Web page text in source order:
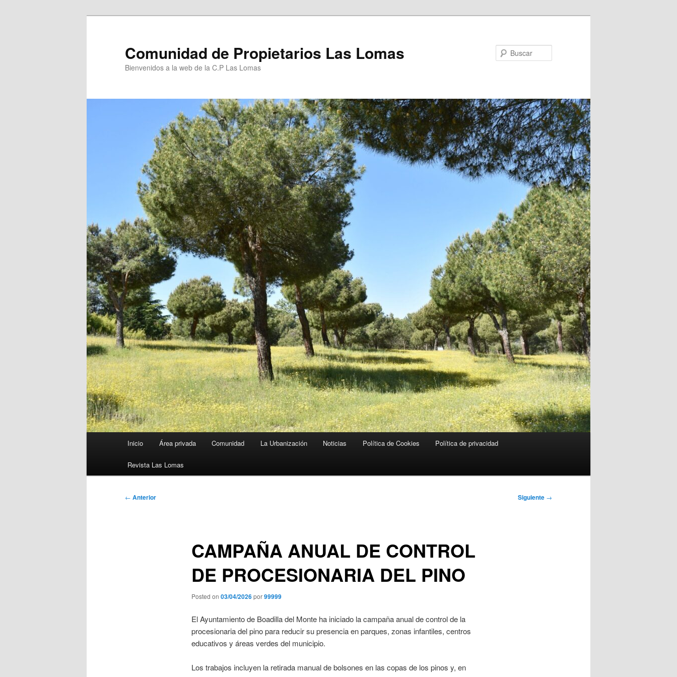
Comunidad de Propietarios Las Lomas
Bienvenidos a la web de la C.P Las Lomas
Inicio Área privada Comunidad La Urbanización Noticias Política de Cookies Política de privacidad
Revista Las Lomas
Navegación
← Anterior Siguiente →
CAMPAÑA ANUAL DE CONTROL
DE PROCESIONARIA DEL PINO
Posted on 03/04/2026por99999
El Ayuntamiento de Boadilla del Monte ha iniciado la campaña anual de control de la
procesionaria del pino para reducir su presencia en parques, zonas infantiles, centros
educativos y áreas verdes del municipio.
Los trabajos incluyen la retirada manual de bolsones en las copas de los pinos y, en